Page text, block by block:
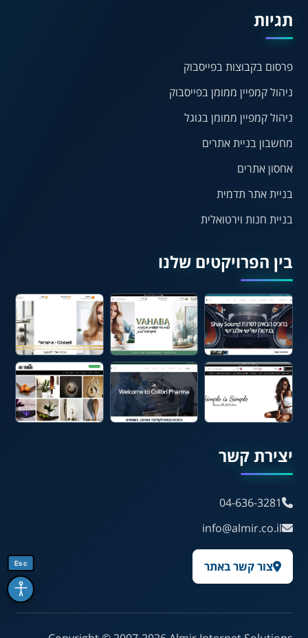
תגיות
פרסום בקבוצות בפייסבוק
ניהול קמפיין ממומן בפייסבוק
ניהול קמפיין ממומן בגוגל
מחשבון בניית אתרים
אחסון אתרים
בניית אתר תדמית
בניית חנות וירטואלית
בין הפרויקטים שלנו
יצירת קשר
04-636-3281
info@almir.co.il
צור קשר באתר
📖 דיסלקציה
עברית English
Русский العربية
Français
💾 שמור הגדרות 📂 טען הגדרות
Esc